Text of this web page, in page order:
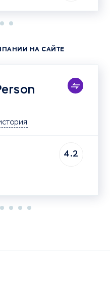
НА САЙТЕ
4.2